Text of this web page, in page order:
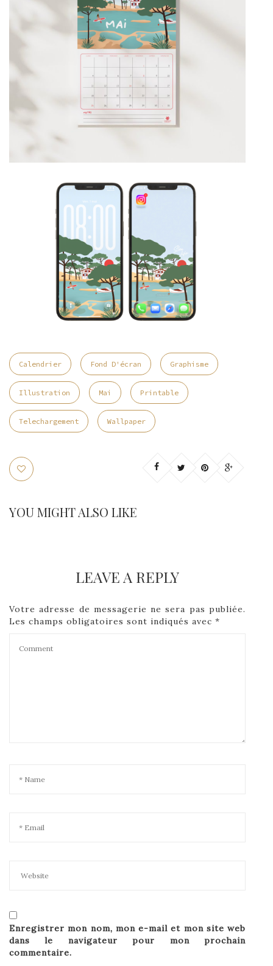
Calendrier Fond D'écran Graphisme
Illustration Mai Printable
Telechargement Wallpaper
YOU MIGHT ALSO LIKE
LEAVE A REPLY
Votre adresse de messagerie ne sera pas publiée.
Les champs obligatoires sont indiqués avec *
Enregistrer mon nom, mon e-mail et mon site web
dans le navigateur pour mon prochain
commentaire.